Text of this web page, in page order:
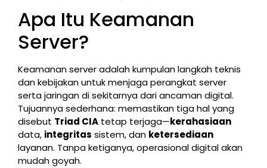
Apa Itu Keamanan
Server?
Keamanan server adalah kumpulan langkah teknis
dan kebijakan untuk menjaga perangkat server
serta jaringan di sekitarnya dari ancaman digital.
Tujuannya sederhana: memastikan tiga hal yang
disebut Triad CIA tetap terjaga—kerahasiaan
data, integritas sistem, dan ketersediaan
layanan. Tanpa ketiganya, operasional digital akan
mudah goyah.